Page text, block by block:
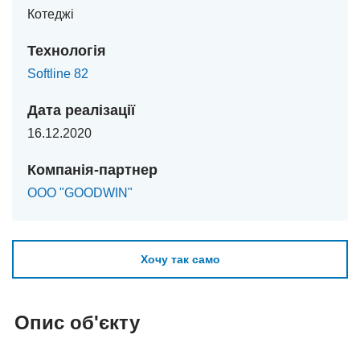
Опис об'єкту
Котеджі
Технологія
Softline 82
Дата реалізації
16.12.2020
Компанія-партнер
ООО "GOODWIN"
Хочу так само